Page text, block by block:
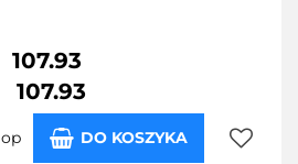
107.93
107.93
op DO KOSZYKA